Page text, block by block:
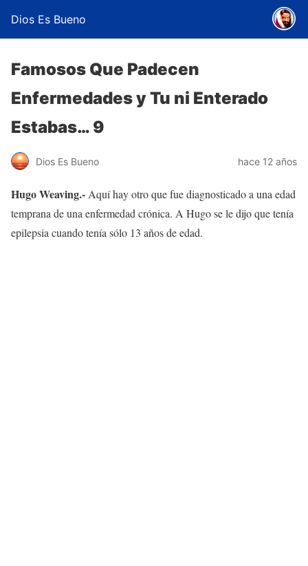
Dios Es Bueno
Famosos Que Padecen
Enfermedades y Tu ni Enterado
Estabas… 9
Dios Es Bueno hace 12 años
Hugo Weaving.- Aquí hay otro que fue diagnosticado a una edad
temprana de una enfermedad crónica. A Hugo se le dijo que tenía
epilepsia cuando tenía sólo 13 años de edad.